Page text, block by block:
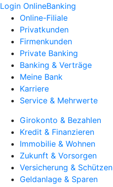
Login OnlineBanking
Online-Filiale
Privatkunden
Firmenkunden
Private Banking
Banking & Verträge
Meine Bank
Karriere
Service & Mehrwerte
Girokonto & Bezahlen
Kredit & Finanzieren
Immobilie & Wohnen
Zukunft & Vorsorgen
Versicherung & Schützen
Geldanlage & Sparen